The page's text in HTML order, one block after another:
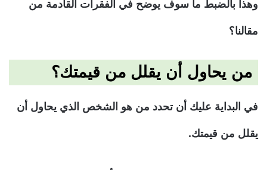
وهذا بالضبط ما سوف يوضح في الفقرات القادمة من
مقالنا؟
من يحاول أن يقلل من قيمتك؟
في البداية عليك أن تحدد من هو الشخص الذي يحاول أن
يقلل من قيمتك.